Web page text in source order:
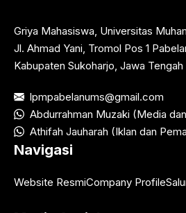
Griya Mahasiswa, Universitas
Jl. Ahmad Yani, Tromol Pos 1
Kabupaten Sukoharjo, Jawa Tengah
lpmpabelanums@gmail.com
Abdurrahman Muzaki (Media
Athifah Jauharah (Iklan dan
Navigasi
Website ResmiCompany Profile